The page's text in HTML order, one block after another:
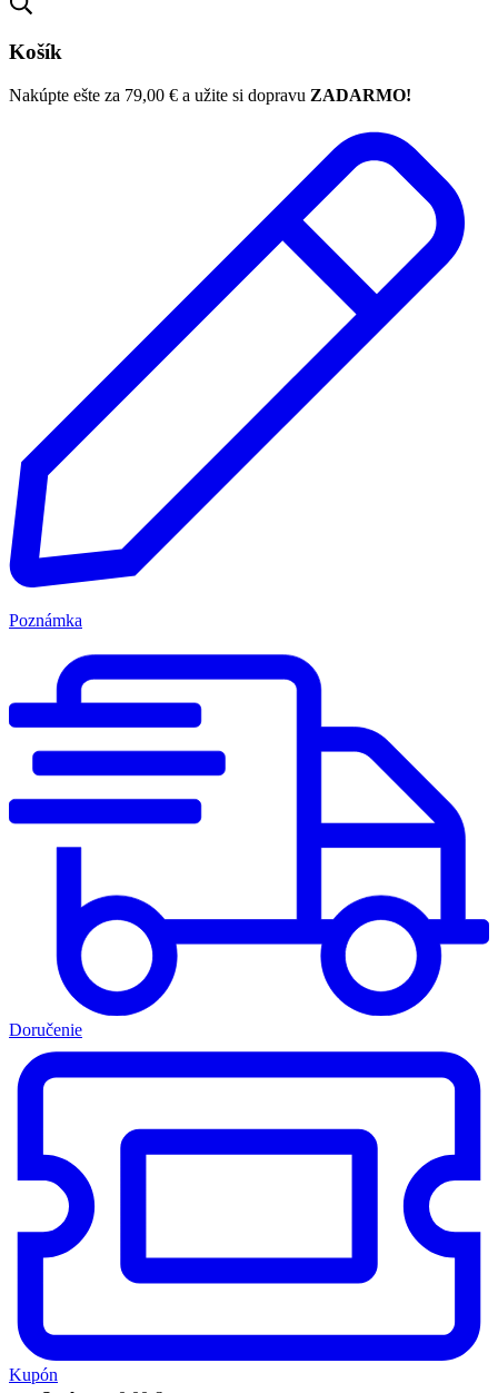
Košík
Nakúpte ešte za 79,00 € a užite si dopravu ZADARMO!
Poznámka
Doručenie
Kupón